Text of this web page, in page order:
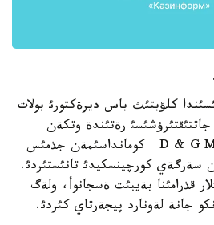
كلؤبتئث باس ديرةكتورئ بولات
جاتتئقتئرؤشئسئ رةتئندة وتكةن
ماؤسئمدا D & G Milano Thunder كومانداسئمةن جذمئس
سةرگةي كورچينسكيدئ تانئستئردئ.
قذرامئنا بةيبئت ةسجانوأ، ولةگ
جانة لةونارد پيجةرتاي كئردئ.